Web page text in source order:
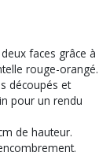
faces grâce à
rouge-orangé.
découpés et
pour un rendu
de hauteur.